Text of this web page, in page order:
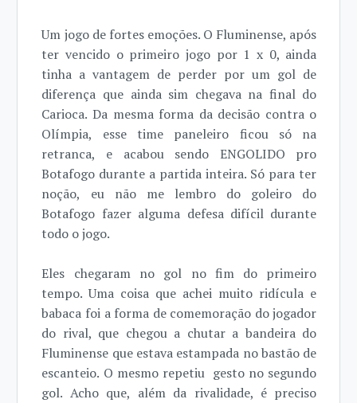
Um jogo de fortes emoções. O Fluminense, após
ter vencido o primeiro jogo por 1 x 0, ainda
tinha a vantagem de perder por um gol de
diferença que ainda sim chegava na final do
Carioca. Da mesma forma da decisão contra o
Olímpia, esse time paneleiro ficou só na
retranca, e acabou sendo ENGOLIDO pro
Botafogo durante a partida inteira. Só para ter
noção, eu não me lembro do goleiro do
Botafogo fazer alguma defesa difícil durante
todo o jogo.
Eles chegaram no gol no fim do primeiro
tempo. Uma coisa que achei muito ridícula e
babaca foi a forma de comemoração do jogador
do rival, que chegou a chutar a bandeira do
Fluminense que estava estampada no bastão de
escanteio. O mesmo repetiu gesto no segundo
gol. Acho que, além da rivalidade, é preciso